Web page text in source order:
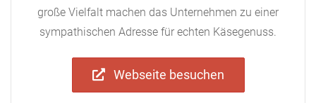
große Vielfalt machen das Unternehmen zu einer
sympathischen Adresse für echten Käsegenuss.
Webseite besuchen